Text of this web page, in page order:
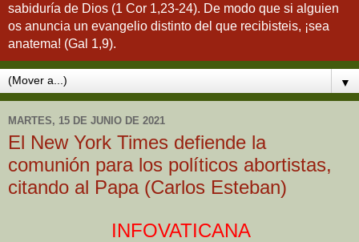
sabiduría de Dios (1 Cor 1,23-24). De modo que si alguien
os anuncia un evangelio distinto del que recibisteis, ¡sea
anatema! (Gal 1,9).
▼
MARTES, 15 DE JUNIO DE 2021
El New York Times defiende la
comunión para los políticos abortistas,
citando al Papa (Carlos Esteban)
INFOVATICANA